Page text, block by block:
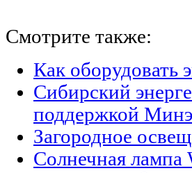
Смотрите также:
Как оборудовать
Сибирский
поддержкой
Загородное
Солнечная лампа